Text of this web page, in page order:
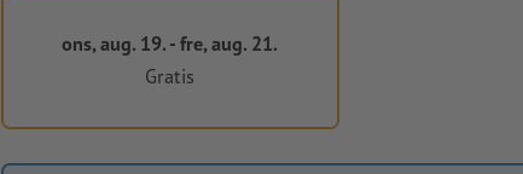
ons, aug. 19. - fre, aug. 21.
Gratis